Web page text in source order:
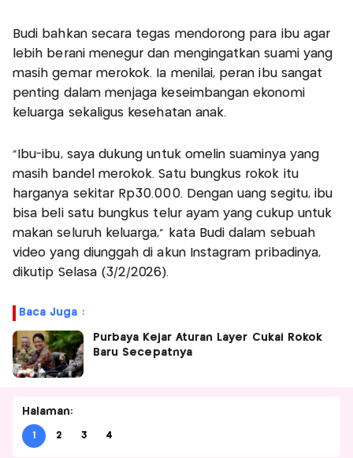
Budi bahkan secara tegas mendorong para ibu agar
lebih berani menegur dan mengingatkan suami yang
masih gemar merokok. Ia menilai, peran ibu sangat
penting dalam menjaga keseimbangan ekonomi
keluarga sekaligus kesehatan anak.
“Ibu-ibu, saya dukung untuk omelin suaminya yang
masih bandel merokok. Satu bungkus rokok itu
harganya sekitar Rp30.000. Dengan uang segitu, ibu
bisa beli satu bungkus telur ayam yang cukup untuk
makan seluruh keluarga,” kata Budi dalam sebuah
video yang diunggah di akun Instagram pribadinya,
dikutip Selasa (3/2/2026).
Baca Juga :
Purbaya Kejar Aturan Layer Cukai Rokok
Baru Secepatnya
Halaman:
1 2 3 4